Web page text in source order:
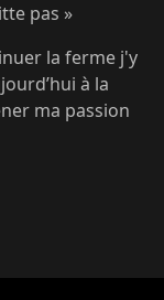
pas »
la ferme j'y
à la
ma passion